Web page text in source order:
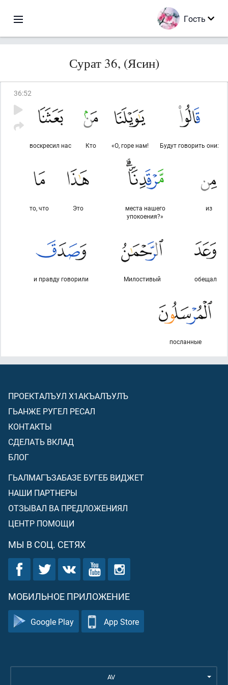
Гость
Сурат 36, (Ясин)
36:52
Будут говорить они:
«О, горе нам!
Кто
воскресил нас
из
места нашего
упокоения?»
Это
то, что
обещал
Милостивый
и правду говорили
посланные
ПРОЕКТАЛЪУЛ Х1АКЪАЛЪУЛЪ
ГЬАНЖЕ РУГЕЛ РЕСАЛ
КОНТАКТЫ
СДЕЛАТЬ ВКЛАД
БЛОГ
ГЬАЛМАГЪЗАБАЗЕ БУГЕБ ВИДЖЕТ
НАШИ ПАРТНЕРЫ
ОТЗЫВАЛ ВА ПРЕДЛОЖЕНИЯЛ
ЦЕНТР ПОМОЩИ
МЫ В СОЦ. СЕТЯХ
МОБИЛЬНОЕ ПРИЛОЖЕНИЕ
Google Play App Store
AV